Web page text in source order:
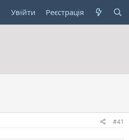
Увійти Реєстрація
#41